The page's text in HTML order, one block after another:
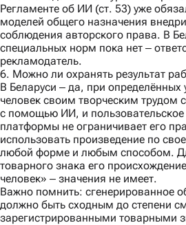
Регламенте об ИИ (ст. 53) уже
моделей общего назначения
соблюдения авторского права. В
специальных норм пока нет ‒
рекламодатель.
6. Можно ли охранять результат
В Беларуси ‒ да, при определённых
человек своим творческим трудом
с помощью ИИ, и
платформы не ограничивает его
использовать произведение по
любой форме и любым способом.
товарного знака его
человек» ‒ значения не имеет.
Важно помнить: сгенерированное
должно быть сходным до степени
зарегистрированными товарными